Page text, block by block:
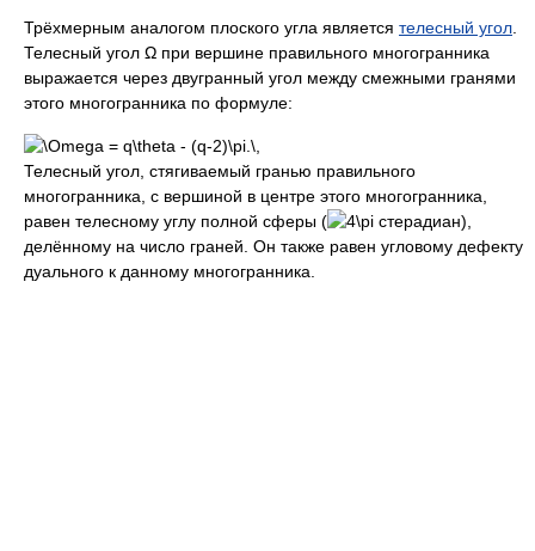
Трёхмерным аналогом плоского угла является телесный угол
Телесный угол Ω при вершине правильного многогранника
выражается через двугранный угол между смежными гранями
этого многогранника по формуле:
Телесный угол, стягиваемый гранью правильного
многогранника, с вершиной в центре этого многогранника,
равен телесному углу полной сферы (
стерадиан),
делённому на число граней. Он также равен угловому дефекту
дуального к данному многогранника.